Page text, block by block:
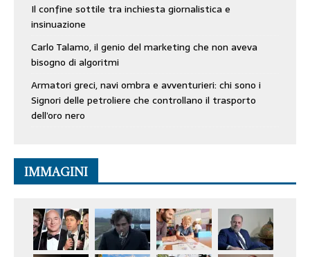
Il confine sottile tra inchiesta giornalistica e
insinuazione
Carlo Talamo, il genio del marketing che non aveva
bisogno di algoritmi
Armatori greci, navi ombra e avventurieri: chi sono i
Signori delle petroliere che controllano il trasporto
dell’oro nero
IMMAGINI